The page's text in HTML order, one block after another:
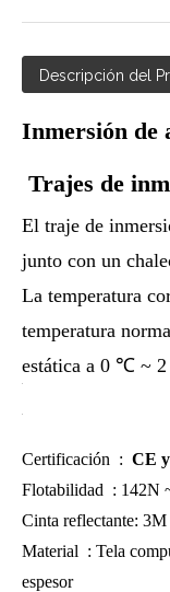
Descripción del
Inmersión de
Trajes de
El traje de
junto con un
La temperatura
temperatura
estática a 0 ℃ ~
Certificación : CE
Flotabilidad : 142N
Cinta reflectante: 3M
Material : Tela
espesor